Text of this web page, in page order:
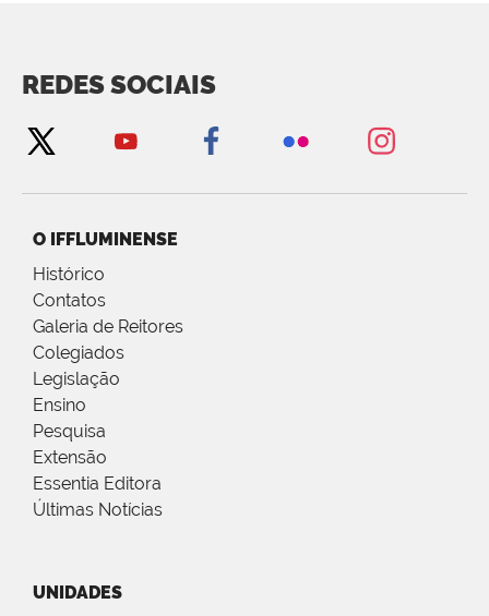
REDES SOCIAIS
O IFFLUMINENSE
Histórico
Contatos
Galeria de Reitores
Colegiados
Legislação
Ensino
Pesquisa
Extensão
Essentia Editora
Últimas Notícias
UNIDADES